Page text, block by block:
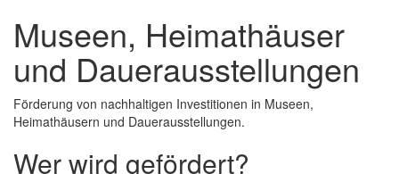
und
schließen
Museen, Heimathäuser
und Dauerausstellungen
Förderung von nachhaltigen Investitionen in Museen,
Heimathäusern und Dauerausstellungen.
Wer wird gefördert?